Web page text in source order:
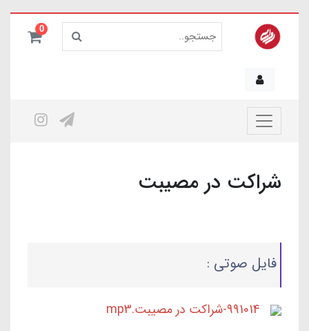
0
شراکت در مصیبت
فایل صوتی :
991014-شراکت در مصیبت.mp3